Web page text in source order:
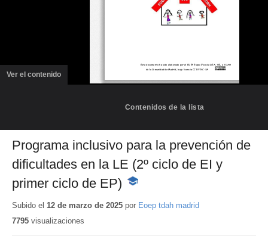
Ver el contenido
Contenidos de la lista
Programa inclusivo para la prevención de
dificultades en la LE (2º ciclo de EI y
primer ciclo de EP)
-
educativo
Subido el 12 de marzo de 2025 por Eoep tdah madrid
7795 visualizaciones